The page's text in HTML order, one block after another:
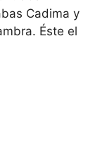
Cadima y
Éste el